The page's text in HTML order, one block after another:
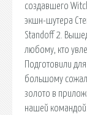
создавшего
экшн-шутера
Standoff 2.
любому, кто
Подготовили
большому
золото в
нашей